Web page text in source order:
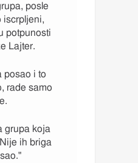
posle
iscrpljeni,
potpunosti
Lajter.
posao i to
rade samo
grupa koja
ih briga